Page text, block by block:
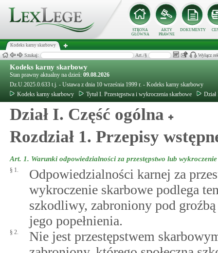
STRONA
GŁÓWNA
AKTY
PRAWNE
DOKUMENTY
Kodeks karny skarbowy
Szukaj: Art./§ Wyłącz
Kodeks karny skarbowy
Stan prawny aktualny na dzień: 09.08.2026
Dz.U.2025.0.633 t.j. - Ustawa z dnia 10 września 1999 r. - Kodeks karny skarbowy
Kodeks karny skarbowy
Tytuł I. Przestępstwa i wykroczenia skarbowe
Dział I. Część ogólna
Rozdział 1. Przepisy
Art. 1. Warunki odpowiedzialności za przestępstwo lub
§ 1.
Odpowiedzialności karnej za
wykroczenie skarbowe podlega
szkodliwy, zabroniony pod
jego popełnienia.
§ 2.
Nie jest przestępstwem